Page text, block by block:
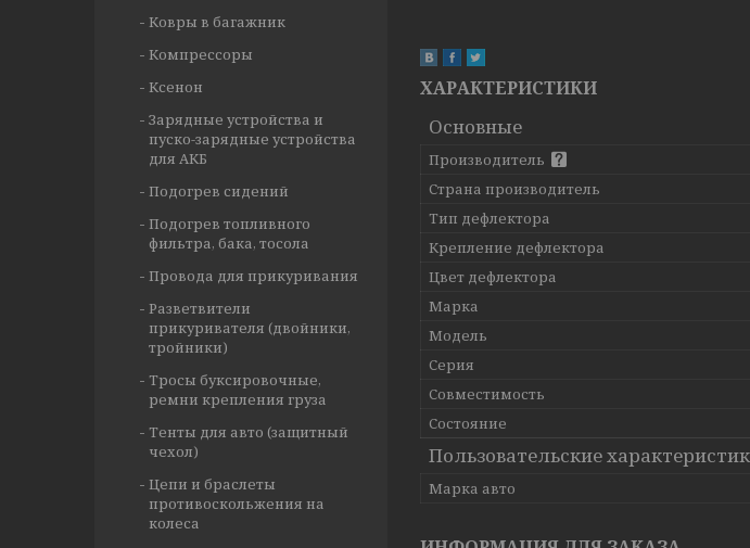
ХАРАКТЕРИСТИКИ
Основные
Производитель
Страна производитель
Тип дефлектора
Крепление дефлектора
Цвет дефлектора
Марка
Модель
Серия
Совместимость
Состояние
Пользовательские
Марка авто
Ковры в багажник
Компрессоры
Ксенон
Зарядные устройства и
пуско-зарядные устройства
для АКБ
Подогрев сидений
Подогрев топливного
фильтра, бака, тосола
Провода для прикуривания
Разветвители
прикуривателя (двойники,
тройники)
Тросы буксировочные,
ремни крепления груза
Тенты для авто (защитный
чехол)
Цепи и браслеты
противоскольжения на
колеса